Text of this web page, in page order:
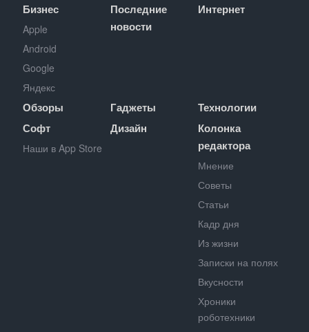
Бизнес
Apple
Android
Google
Яндекс
Последние
новости
Интернет
Обзоры Гаджеты
Технологии
Софт
Наши в App Store
Дизайн
Колонка
редактора
Мнение
Советы
Статьи
Кадр дня
Из жизни
Записки на полях
Вкусности
Хроники
роботехники